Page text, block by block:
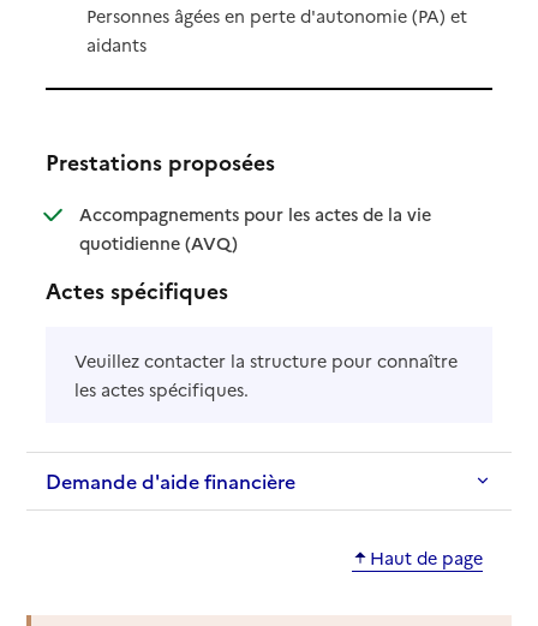
Personnes âgées en perte d'autonomie (PA) et
aidants
Prestations proposées
Accompagnements pour les actes de la vie
quotidienne (AVQ): disponible
: non disponible
Actes spécifiques
Veuillez contacter la structure pour connaître
les actes spécifiques.
Demande d'aide financière
Haut de page